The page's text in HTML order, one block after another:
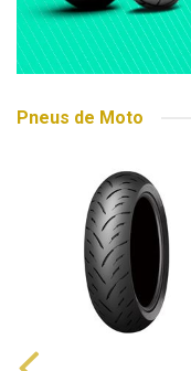
Pneus de Moto